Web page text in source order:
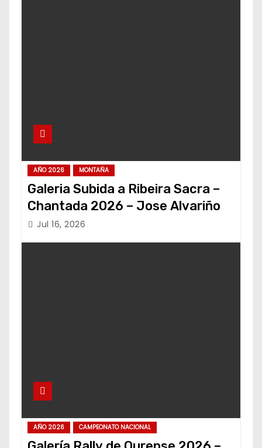
AÑO 2026 MONTAÑA
Galeria Subida a Ribeira Sacra –
Chantada 2026 – Jose Alvariño
Jul 16, 2026
AÑO 2026 CAMPEONATO NACIONAL